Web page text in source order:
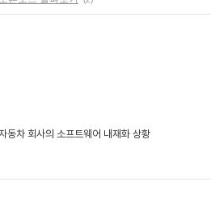
동차 회사의 소프트웨어 내재화 상황